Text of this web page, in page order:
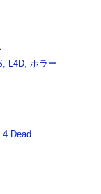
L4D ホラー
4 Dead